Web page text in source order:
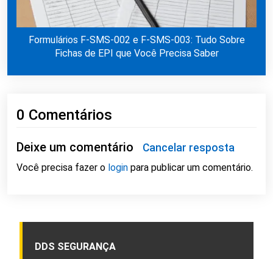
Formulários F-SMS-002 e F-SMS-003: Tudo Sobre
Fichas de EPI que Você Precisa Saber
0 Comentários
Deixe um comentário Cancelar resposta
Você precisa fazer o login para publicar um comentário.
DDS SEGURANÇA